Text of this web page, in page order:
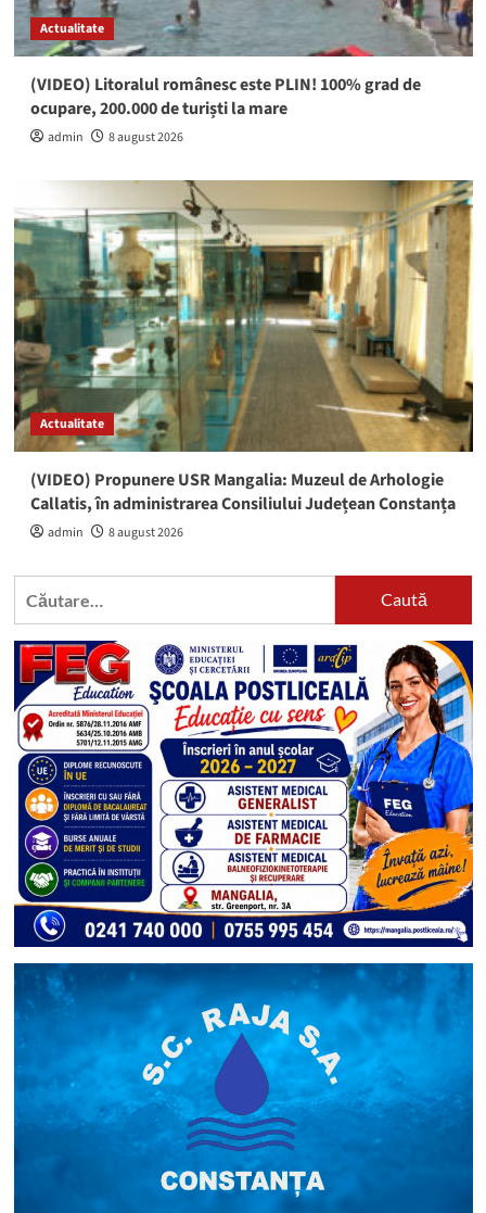
Actualitate
(VIDEO) Litoralul românesc este PLIN! 100% grad de
ocupare, 200.000 de turiști la mare
admin 8 august 2026
Actualitate
(VIDEO) Propunere USR Mangalia: Muzeul de Arhologie
Callatis, în administrarea Consiliului Județean Constanța
admin 8 august 2026